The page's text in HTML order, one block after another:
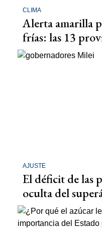
CLIMA
Alerta amarilla
frías: las 13
AJUSTE
El déficit de las
oculta del